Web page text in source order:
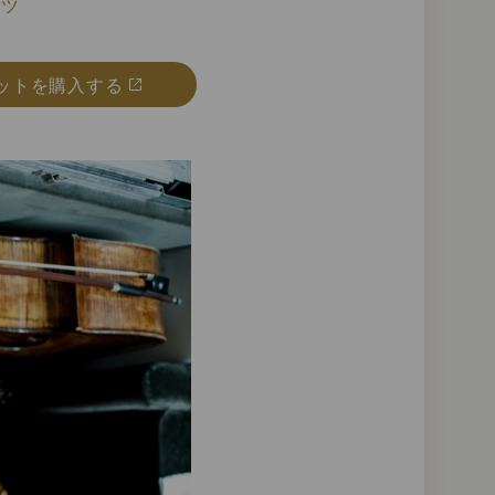
トを購入する